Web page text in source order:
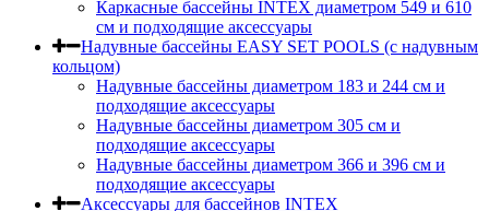
Каркасные бассейны INTEX диаметром 549 и 610
см и подходящие аксессуары
Надувные бассейны EASY SET POOLS (с надувным
кольцом)
Надувные бассейны диаметром 183 и 244 см и
подходящие аксессуары
Надувные бассейны диаметром 305 см и
подходящие аксессуары
Надувные бассейны диаметром 366 и 396 см и
подходящие аксессуары
Аксессуары для бассейнов INTEX